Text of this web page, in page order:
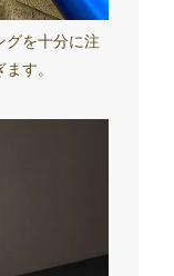
グを十分に注
す。